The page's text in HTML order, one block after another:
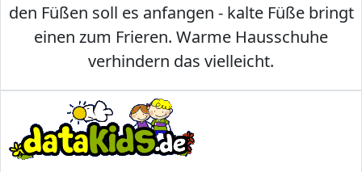
den Füßen soll es anfangen - kalte Füße bringt
einen zum Frieren. Warme Hausschuhe
verhindern das vielleicht.